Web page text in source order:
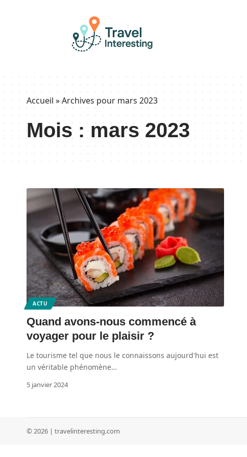
Accueil »Archives pour mars 2023
Mois :mars 2023
ACTU
Quand avons-nous commencé à
voyager pour le plaisir ?
Le tourisme tel que nous le connaissons aujourd'hui est
un véritable phénomène…
5 janvier 2024
© 2026 | travelinteresting.com